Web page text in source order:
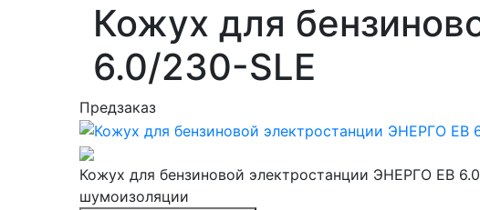
Кожух для
6.0/230-SLE
Предзаказ
Кожух для бензиновой электростанции ЭНЕРГО EB
шумоизоляции